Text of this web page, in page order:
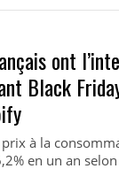
ont
Black
prix à la
en un an selon